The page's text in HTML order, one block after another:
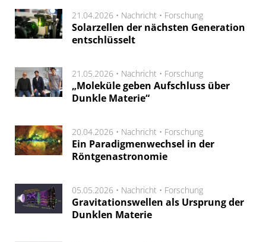
21.04.2026 • Nachricht • Forschung
Solarzellen der nächsten Generation
entschlüsselt
21.05.2026 • Nachricht • Forschung
„Moleküle geben Aufschluss über
Dunkle Materie“
20.04.2026 • Nachricht • Forschung
Ein Paradigmenwechsel in der
Röntgenastronomie
05.05.2026 • Nachricht • Forschung
Gravitationswellen als Ursprung der
Dunklen Materie